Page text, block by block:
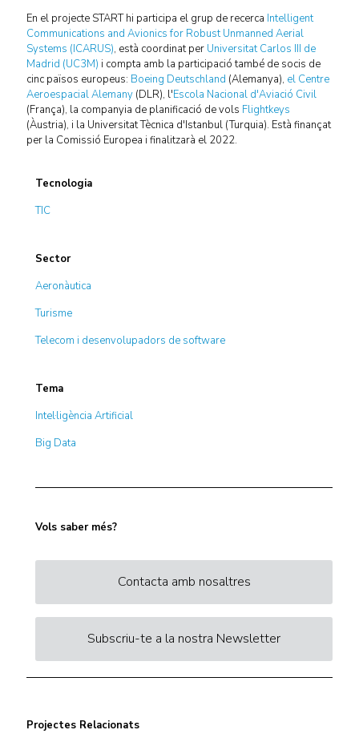
En el projecte START hi participa el grup de recerca Intelligent
Communications and Avionics for Robust Unmanned Aerial
Systems (ICARUS), està coordinat per Universitat Carlos III de
Madrid (UC3M) i compta amb la participació també de socis de
cinc països europeus: Boeing Deutschland (Alemanya), el Centre
Aeroespacial Alemany (DLR), l'Escola Nacional d'Aviació Civil
(França), la companyia de planificació de vols Flightkeys
(Àustria), i la Universitat Tècnica d'Istanbul (Turquia). Està finançat
per la Comissió Europea i finalitzarà el 2022.
Tecnologia
TIC
Sector
Aeronàutica
Turisme
Telecom i desenvolupadors de software
Tema
Intel·ligència Artificial
Big Data
Vols saber més?
Contacta amb nosaltres
Subscriu-te a la nostra Newsletter
Projectes Relacionats